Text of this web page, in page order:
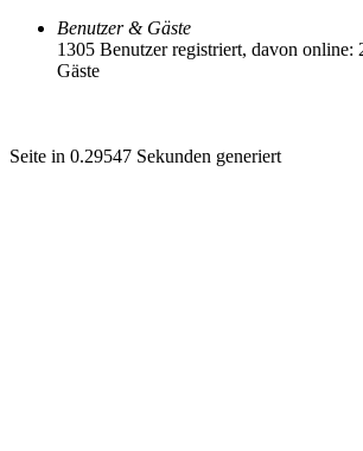
Benutzer & Gäste
1305 Benutzer registriert, davon online:
Gäste
Seite in 0.29547 Sekunden generiert